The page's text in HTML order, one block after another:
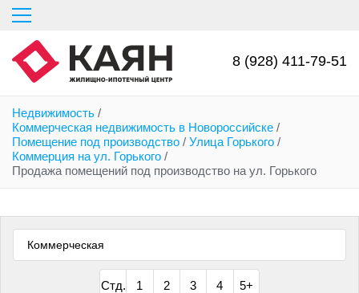
Перейти
основному
содержанию
8 (928) 411-79-51
Недвижимость /
Коммерческая недвижимость в Новороссийске /
Помещение под производство / Улица Горького /
Коммерция на ул. Горького /
Продажа помещений под производство на ул. Горького
Коммерческая
Стд. 1 2 3 4 5+